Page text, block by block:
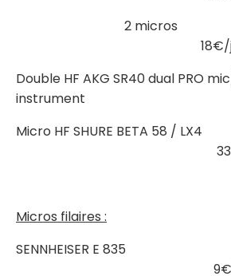
2
18€/
Double HF AKG SR40 dual PRO
instrument
Micro HF SHURE
Micros filaires :
9€/